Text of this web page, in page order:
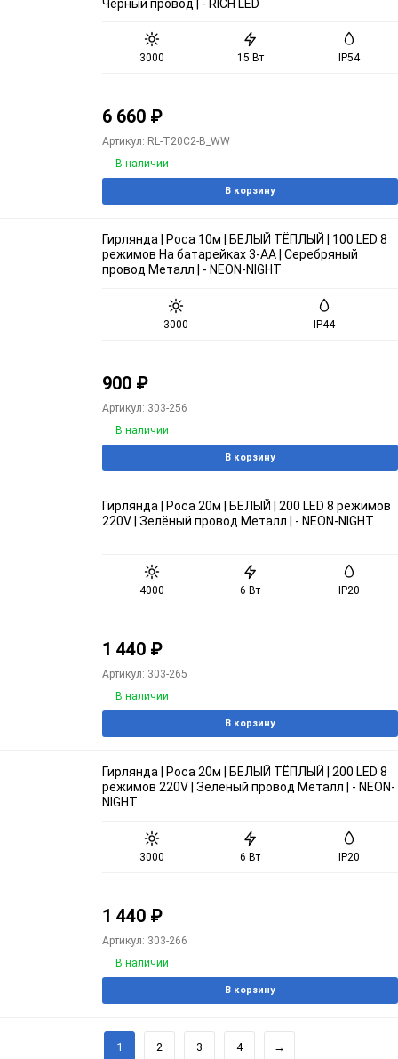
Чёрный провод | - RICH LED
3000 15 Вт IP54
6 660 ₽
Артикул: RL-T20C2-B_WW
В наличии
В корзину
Гирлянда | Роса 10м | БЕЛЫЙ ТЁПЛЫЙ | 100 LED 8
режимов На батарейках 3-АА | Серебряный
провод Металл | - NEON-NIGHT
3000 IP44
900 ₽
Артикул: 303-256
В наличии
В корзину
Гирлянда | Роса 20м | БЕЛЫЙ | 200 LED 8 режимов
220V | Зелёный провод Металл | - NEON-NIGHT
4000 6 Вт IP20
1 440 ₽
Артикул: 303-265
В наличии
В корзину
Гирлянда | Роса 20м | БЕЛЫЙ ТЁПЛЫЙ | 200 LED 8
режимов 220V | Зелёный провод Металл | - NEON-
NIGHT
3000 6 Вт IP20
1 440 ₽
Артикул: 303-266
В наличии
В корзину
1 2 3 4 →